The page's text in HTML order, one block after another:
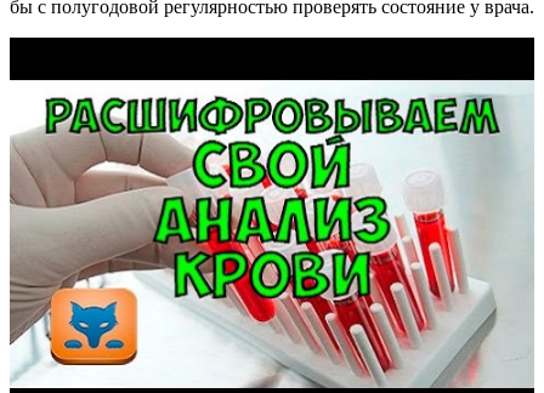
бы с полугодовой регулярностью проверять состояние у врача.